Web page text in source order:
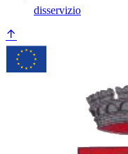
disservizio